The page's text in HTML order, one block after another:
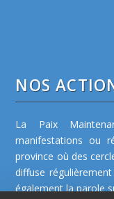
NOS
La Paix
manifestations ou
province où des
diffuse
également la parole